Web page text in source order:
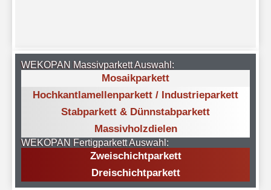
WEKOPAN Massivparkett Auswahl:
Mosaikparkett
Hochkant­lamellen­parkett / Industrie­parkett
Stabparkett & Dünnstabparkett
Massivholzdielen
WEKOPAN Fertigparkett Auswahl:
Zweischichtparkett
Dreischichtparkett